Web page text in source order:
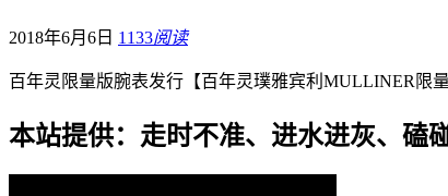
2018年6月6日 1133阅读
百年灵限量版腕表发行【百年灵璞雅宾利MULLINER限
本站提供：走时不准、进水进灰、磕